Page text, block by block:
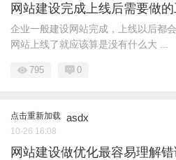
网站建设完成上线后需要做
企业一般建设网站完成，上线以后都
网站上线了就应该算是没有什么大 ...
795 0
点击重新加载 asdx
10-26 16:08
网站建设做优化最容易理解